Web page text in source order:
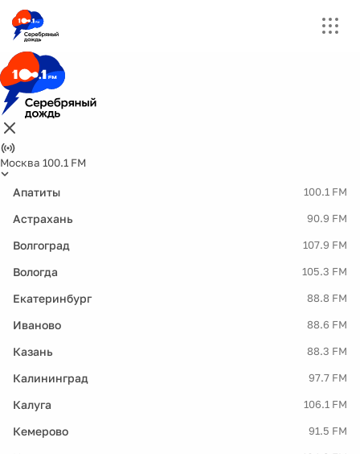
Москва 100.1 FM
Апатиты 100.1 FM
Астрахань 90.9 FM
Волгоград 107.9 FM
Вологда 105.3 FM
Екатеринбург 88.8 FM
Иваново 88.6 FM
Казань 88.3 FM
Калининград 97.7 FM
Калуга 106.1 FM
Кемерово 91.5 FM